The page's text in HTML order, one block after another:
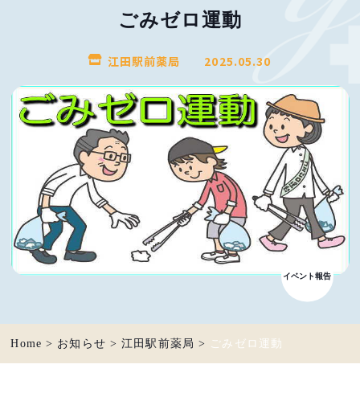
ごみゼロ運動
江田駅前薬局 2025.05.30
イベント報告
Home > お知らせ >江田駅前薬局 > ごみゼロ運動